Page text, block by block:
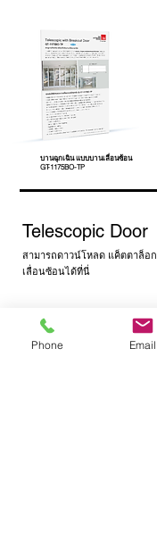
บานฉุกเฉิน แบบบานเลื่อนซ้อน
GT-1175BO-TP
Telescopic Door
สามารถดาวน์โหลด แค็ตตาล็อ
เลื่อนซ้อนได้ที่นี่
Phone Email